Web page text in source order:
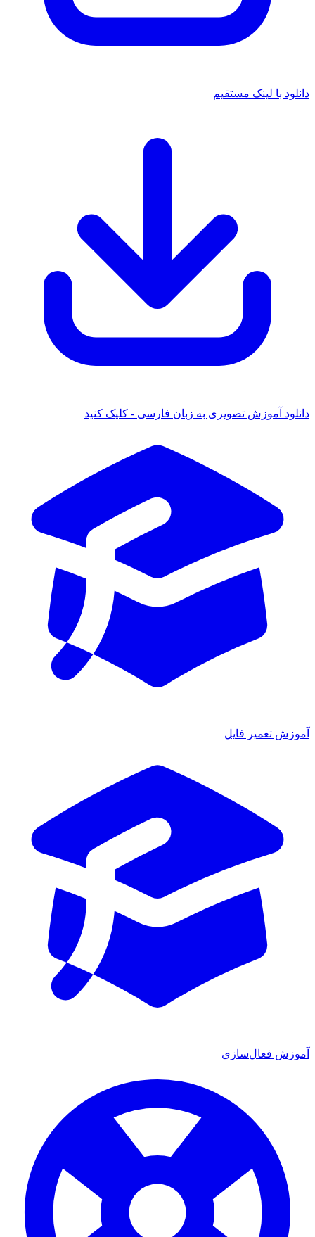
دانلود با لینک مستقیم
دانلود آموزش تصویری به زبان فارسی - کلیک کنید
آموزش تعمیر فایل
آموزش فعال‌سازی